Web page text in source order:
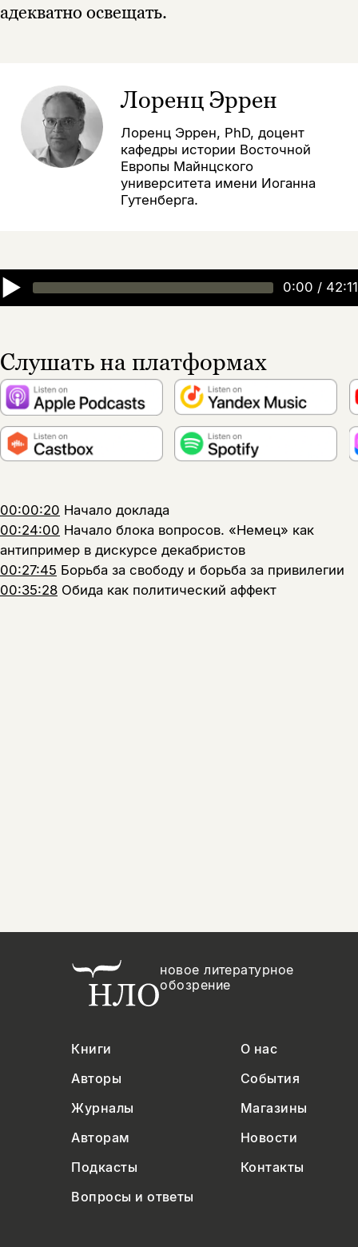
адекватно освещать.
Лоренц Эррен
Лоренц Эррен, PhD, доцент
кафедры истории Восточной
Европы Майнцского
университета имени Иоганна
Гутенберга.
▶ 0:00 / 42:11
Слушать на платформах
00:00:20 Начало доклада
00:24:00 Начало блока вопросов. «Немец» как
антипример в дискурсе декабристов
00:27:45 Борьба за свободу и борьба за привилегии
00:35:28 Обида как политический аффект
новое литературное
обозрение
Книги
О нас
Авторы
События
Журналы
Магазины
Авторам
Новости
Подкасты
Контакты
Вопросы и ответы